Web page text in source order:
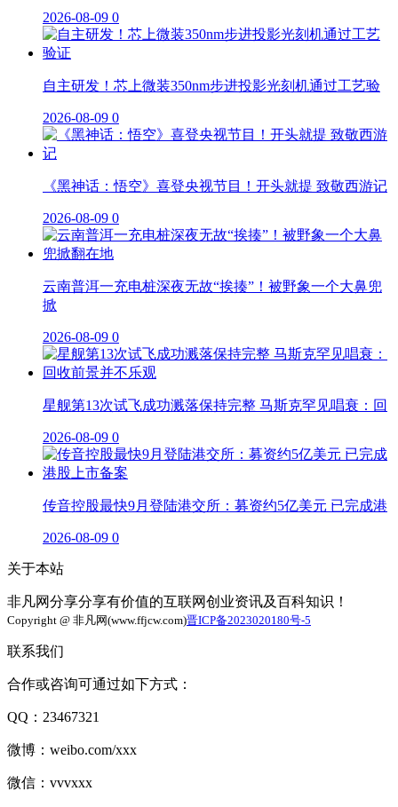
2026-08-09 0
自主研发！芯上微装350nm步进投影光刻机通过工艺验
2026-08-09 0
《黑神话：悟空》喜登央视节目！开头就提 致敬西游记
2026-08-09 0
云南普洱一充电桩深夜无故“挨揍”！被野象一个大鼻兜
掀
2026-08-09 0
星舰第13次试飞成功溅落保持完整 马斯克罕见唱衰：回
2026-08-09 0
传音控股最快9月登陆港交所：募资约5亿美元 已完成港
2026-08-09 0
关于本站
非凡网分享分享有价值的互联网创业资讯及百科知识！
Copyright @ 非凡网(www.ffjcw.com)晋ICP备2023020180号-5
联系我们
合作或咨询可通过如下方式：
QQ：23467321
微博：weibo.com/xxx
微信：vvvxxx